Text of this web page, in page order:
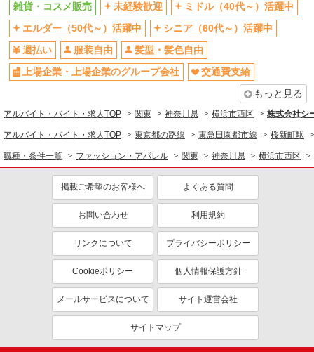
派遣社員
株式会社シーエーセールススタッフ/tkYM26506v
雑貨販売
時給1450円〜1500円 ※経験・能力による
1500円×7時間×8日＝84,000円
派遣社員
株式会社シーエーセールススタッフ/tkHT16476c
雑貨販売
時給1500円 ■経験値により掲載時給より変動
あります。
220-8510 神奈川県横浜市西区高島2丁目18－1
キープ 詳細を見る
株式会社シーエーセールススタッフ/tkMK38776a
雑貨販売
時給1600円 【月収例】1600円×7.5時間×22日
服装自由
上場企業・上場企業のグループ会
社
交通費支給
雑貨・コスメ販売 未経験歓迎
ミドル（40代～）活躍中
エルダー（50代～）活躍中
シニア（60代～）活躍中
週払い
服装自由
髪型・髪色自由
上場企業・上場企業のグループ会社
交通費支給
もっと見る
アルバイト・バイト・求人TOP 関東 神奈川県 横浜市西区 株式会社シ
アルバイト・バイト・求人TOP 東京都の路線 東急田園都市線 桜新町駅
職種・条件一覧 ファッション・アパレル 関東 神奈川県 横浜市西区
掲載ご希望のお客様へ よくある質問
お問い合わせ 利用規約
リンクについて プライバシーポリシー
Cookieポリシー 個人情報保護方針
メールサービスについて サイト運営会社
サイトマップ